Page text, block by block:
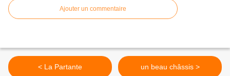
Ajouter un commentaire
< La Partante un beau châssis >